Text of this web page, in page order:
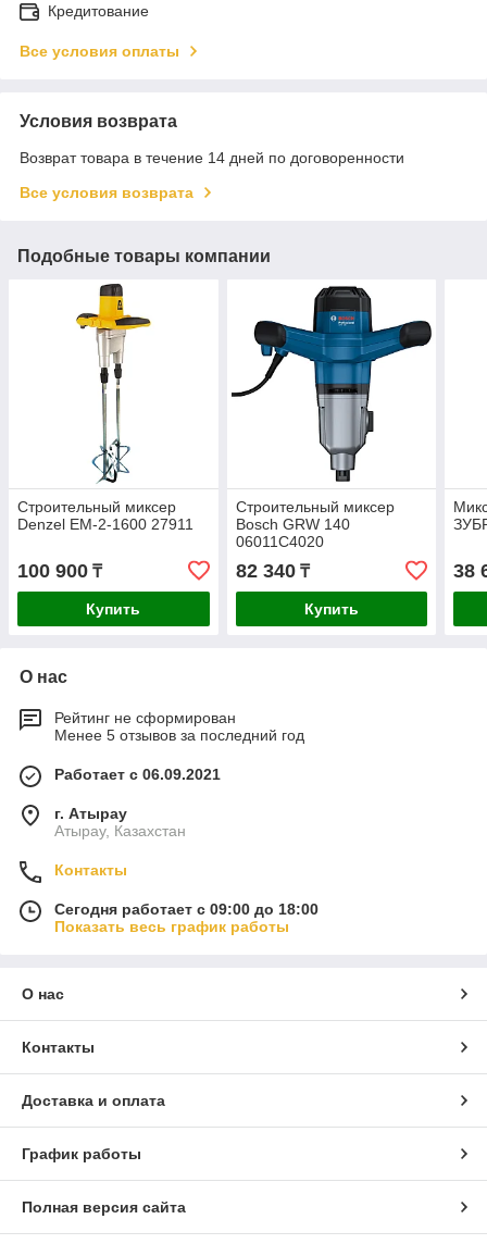
Кредитование
Все условия оплаты
Условия возврата
Возврат товара в течение 14 дней по договоренности
Все условия возврата
Подобные товары компании
Строительный миксер
Denzel EM-2-1600 27911
100 900 ₸
Купить
Строительный миксер
Bosch GRW 140
06011C4020
82 340₸
Купить
38
О нас
Рейтинг не сформирован
Менее 5 отзывов за последний год
Работает с 06.09.2021
г. Атырау
Атырау, Казахстан
Контакты
Сегодня работает с 09:00 до 18:00
Показать весь график работы
О нас
Контакты
Доставка и оплата
График работы
Полная версия сайта